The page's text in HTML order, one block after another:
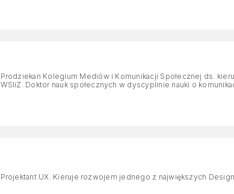
Prodziekan Kolegium Mediów i Komunikacji Społecznej ds.
WSIiZ. Doktor nauk społecznych w dyscyplinie nauki o
Projektant UX. Kieruje rozwojem jednego z największych